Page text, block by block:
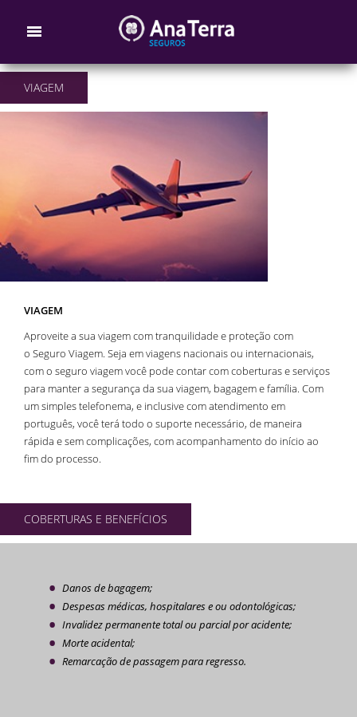
VIAGEM
VIAGEM
Aproveite a sua viagem com tranquilidade e proteção com
o Seguro Viagem. Seja em viagens nacionais ou internacionais,
com o seguro viagem você pode contar com coberturas e serviços
para manter a segurança da sua viagem, bagagem e família. Com
um simples telefonema, e inclusive com atendimento em
português, você terá todo o suporte necessário, de maneira
rápida e sem complicações, com acompanhamento do início ao
fim do processo.
COBERTURAS E BENEFÍCIOS
Danos de bagagem;
Despesas médicas, hospitalares e ou odontológicas;
Invalidez permanente total ou parcial por acidente;
Morte acidental;
Remarcação de passagem para regresso.